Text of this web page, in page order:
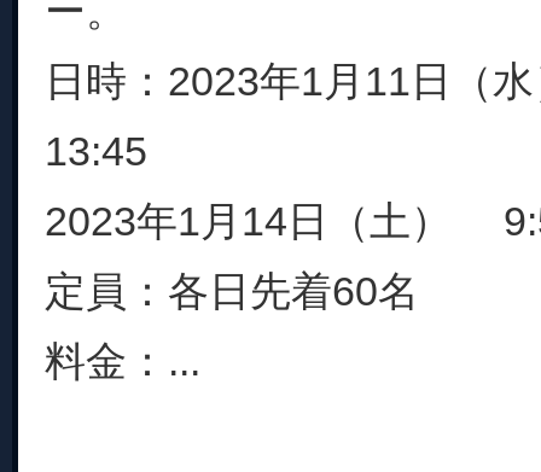
ー。
日時：2023年1月11日（
13:45
2023年1月14日（土）
定員：各日先着60名
料金：...